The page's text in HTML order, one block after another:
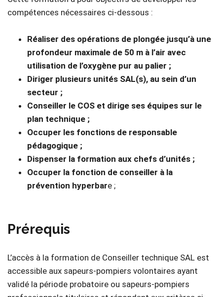
compétences nécessaires ci-dessous :
Réaliser des opérations de plongée jusqu’à une
profondeur maximale de 50 m à l’air avec
utilisation de l’oxygène pur au palier ;
Diriger plusieurs unités SAL(s), au sein d’un
secteur ;
Conseiller le COS et dirige ses équipes sur le
plan technique ;
Occuper les fonctions de responsable
pédagogique ;
Dispenser la formation aux chefs d’unités ;
Occuper la fonction de conseiller à la
prévention hyperbare ;
Prérequis
L’accès à la formation de Conseiller technique SAL est
accessible aux sapeurs-pompiers volontaires ayant
validé la période probatoire ou sapeurs-pompiers